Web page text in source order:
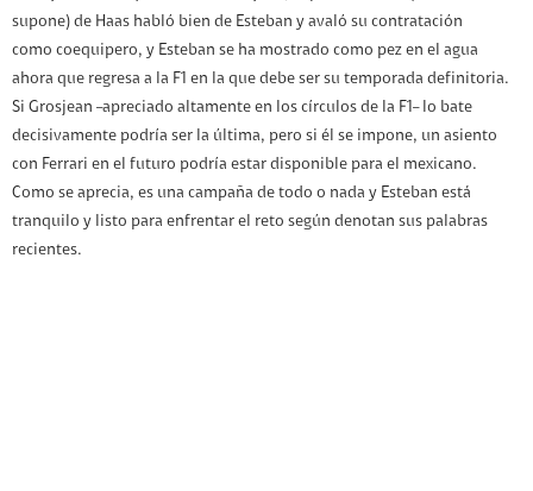
supone) de Haas habló bien de Esteban y avaló su contratación
como coequipero, y Esteban se ha mostrado como pez en el agua
ahora que regresa a la F1 en la que debe ser su temporada definitoria.
Si Grosjean –apreciado altamente en los círculos de la F1– lo bate
decisivamente podría ser la última, pero si él se impone, un asiento
con Ferrari en el futuro podría estar disponible para el mexicano.
Como se aprecia, es una campaña de todo o nada y Esteban está
tranquilo y listo para enfrentar el reto según denotan sus palabras
recientes.